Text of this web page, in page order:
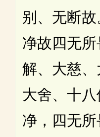
别、无断
净故四无
解、大慈、
大舍、十
净，四无